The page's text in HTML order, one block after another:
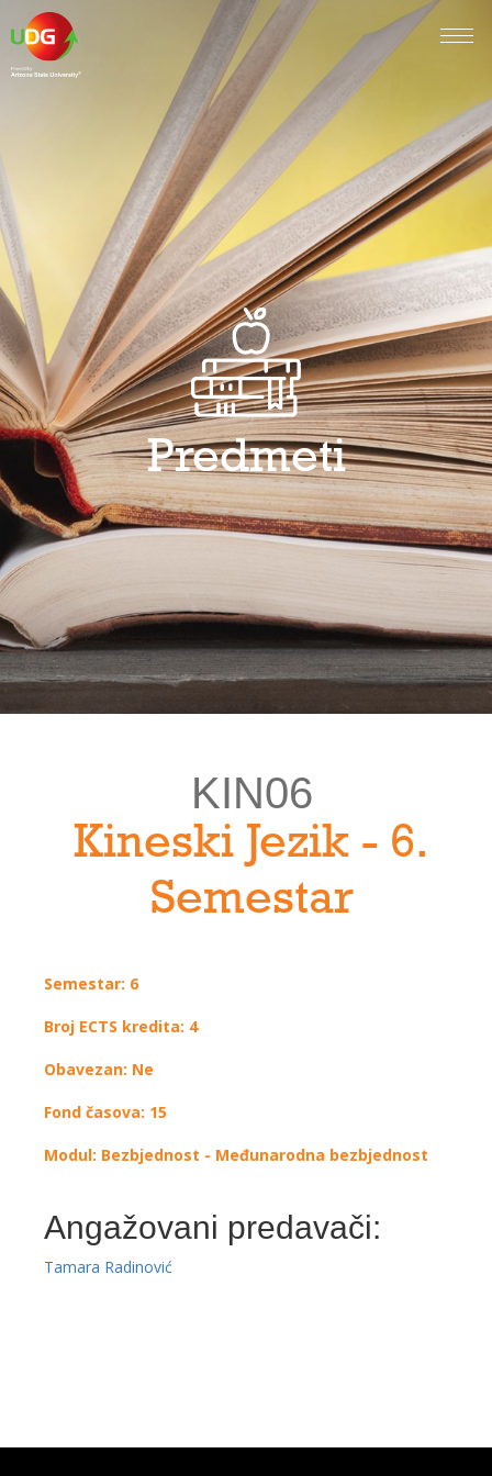
Predmeti
KIN06
Kineski Jezik - 6.
Semestar
Semestar: 6
Broj ECTS kredita: 4
Obavezan: Ne
Fond časova: 15
Modul: Bezbjednost - Međunarodna bezbjednost
Angažovani predavači:
Tamara Radinović